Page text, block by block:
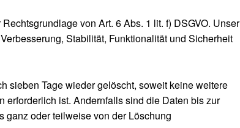
von Art. 6 Abs. 1 lit. f) DSGVO. Unser
Stabilität, Funktionalität und Sicherheit
sieben Tage wieder gelöscht, soweit keine weitere
erforderlich ist. Andernfalls sind die Daten bis zur
ganz oder teilweise von der Löschung